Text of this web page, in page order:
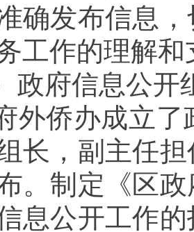
确发布信息
工作的理解和
政府信息公
外侨办成立
长，副主任
。制定《区
息公开工作